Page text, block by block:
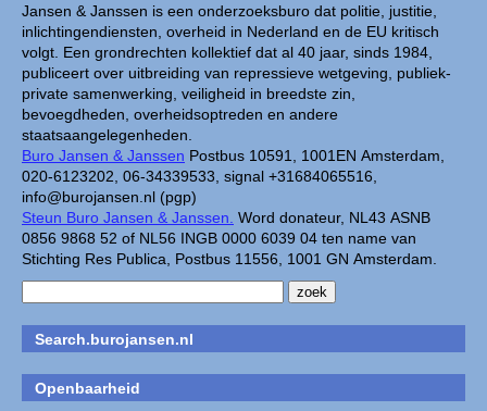
Jansen & Janssen is een onderzoeksburo dat politie, justitie,
inlichtingendiensten, overheid in Nederland en de EU kritisch
volgt. Een grondrechten kollektief dat al 40 jaar, sinds 1984,
publiceert over uitbreiding van repressieve wetgeving, publiek-
private samenwerking, veiligheid in breedste zin,
bevoegdheden, overheidsoptreden en andere
staatsaangelegenheden.
Buro Jansen & Janssen Postbus 10591, 1001EN Amsterdam,
020-6123202, 06-34339533, signal +31684065516,
info@burojansen.nl (pgp)
Steun Buro Jansen & Janssen. Word donateur, NL43 ASNB
0856 9868 52 of NL56 INGB 0000 6039 04 ten name van
Stichting Res Publica, Postbus 11556, 1001 GN Amsterdam.
Search.burojansen.nl
Openbaarheid